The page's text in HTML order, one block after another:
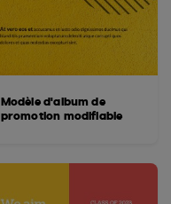
Modèle d'album de
promotion modifiable